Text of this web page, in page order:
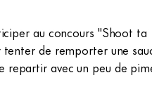
au concours "Shoot ta
de remporter une
repartir avec un peu de